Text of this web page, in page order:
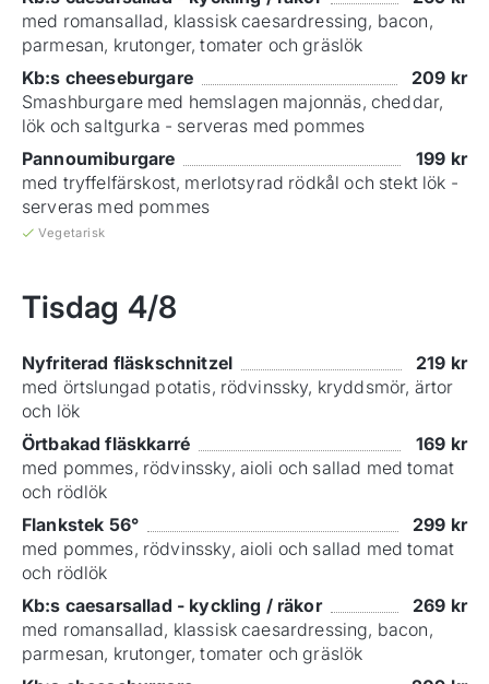
med romansallad, klassisk caesardressing, bacon,
parmesan, krutonger, tomater och gräslök
Kb:s cheeseburgare
209 kr
Smashburgare med hemslagen majonnäs, cheddar,
lök och saltgurka - serveras med pommes
Pannoumiburgare
199 kr
med tryffelfärskost, merlotsyrad rödkål och stekt lök -
serveras med pommes
Vegetarisk
Tisdag 4/8
Nyfriterad fläskschnitzel 219 kr
med örtslungad potatis, rödvinssky, kryddsmör, ärtor
och lök
Örtbakad fläskkarré
169 kr
med pommes, rödvinssky, aioli och sallad med tomat
och rödlök
Flankstek 56°
299 kr
med pommes, rödvinssky, aioli och sallad med tomat
och rödlök
Kb:s caesarsallad - kyckling / räkor
269 kr
med romansallad, klassisk caesardressing, bacon,
parmesan, krutonger, tomater och gräslök